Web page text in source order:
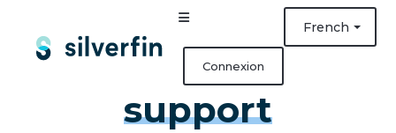
French
Connexion
support